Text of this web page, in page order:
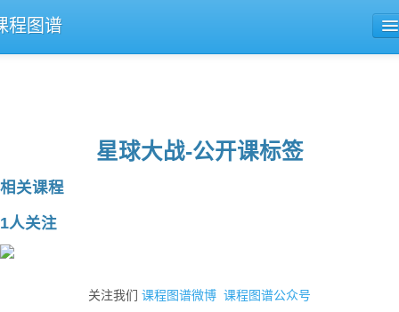
程图谱
星球大战-公开课标签
相关课程
1人关注
关注我们 课程图谱微博 课程图谱公众号